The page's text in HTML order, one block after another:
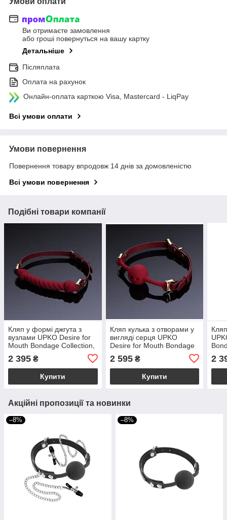
Ви отримаєте замовлення
або гроші повернуться на вашу картку
Детальніше
Післяплата
Оплата на рахунок
Онлайн-оплата карткою Visa, Mastercard - LiqPay
Всі умови оплати
Умови повернення
Повернення товару впродовж 14 днів за домовленістю
Всі умови повернення
Подібні товари компанії
Кляп у формі джгута з
вузлами UPKO Desire for
Mouth Bondage Collection,
2 395 ₴
Купити
Кляп кулька з отворами у
вигляді серця UPKO
Desire for Mouth Bondage
2 595₴
Купити
2
Акційні пропозиції та новинки
–8% –8%